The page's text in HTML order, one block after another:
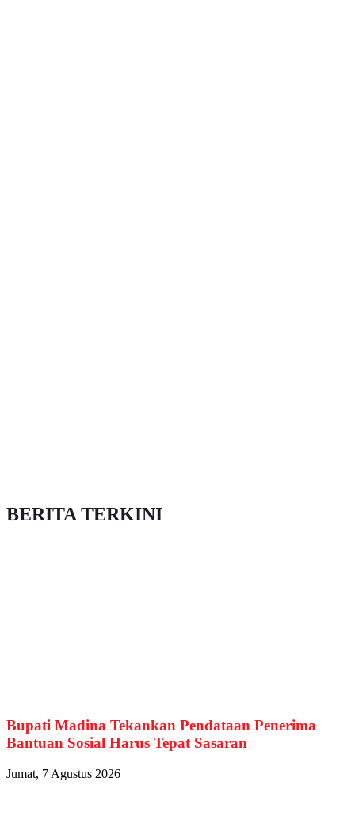
BERITA TERKINI
Bupati Madina Tekankan Pendataan Penerima
Bantuan Sosial Harus Tepat Sasaran
Jumat, 7 Agustus 2026